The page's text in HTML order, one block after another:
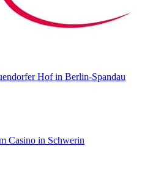
Hof in Berlin-Spandau
Casino in Schwerin